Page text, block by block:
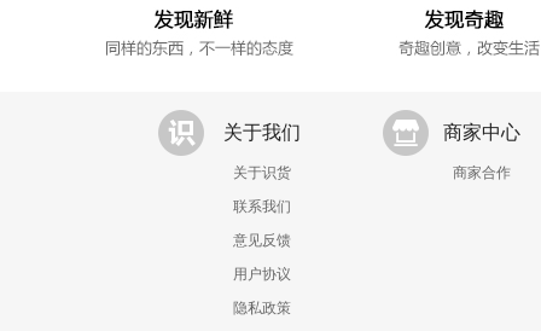
关于我们
关于识货
联系我们
意见反馈
用户协议
隐私政策
商家中心
商家合作